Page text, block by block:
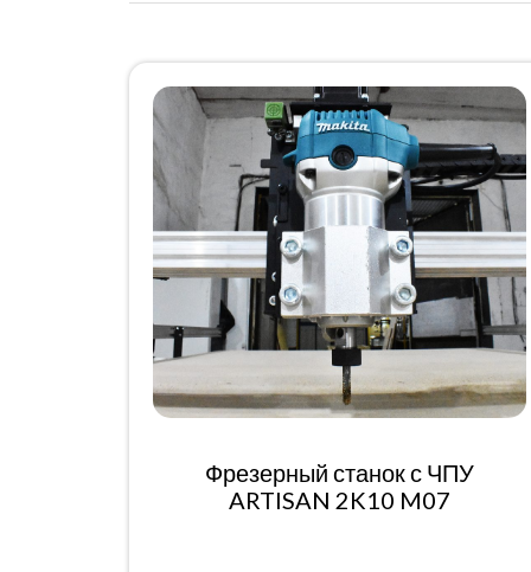
Фрезерный станок с ЧПУ
ARTISAN 2K10 M07